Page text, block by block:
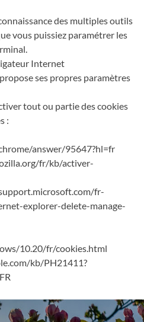
des multiples outils
vous puissiez paramétrer les
Internet
ses propres paramètres
tout ou partie des cookies
:
answer/95647?hl=fr
fr/kb/activer-
fr-
explorer-delete-manage-
10.20/fr/cookies.html
kb/PH21411?